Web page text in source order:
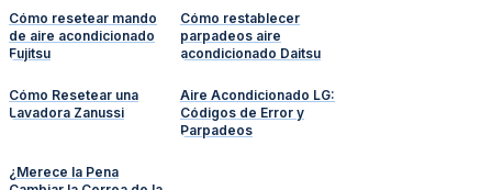
Cómo resetear mando
de aire acondicionado
Fujitsu
Cómo restablecer
parpadeos aire
acondicionado Daitsu
Cómo Resetear una
Lavadora Zanussi
Aire Acondicionado LG:
Códigos de Error y
Parpadeos
¿Merece la Pena